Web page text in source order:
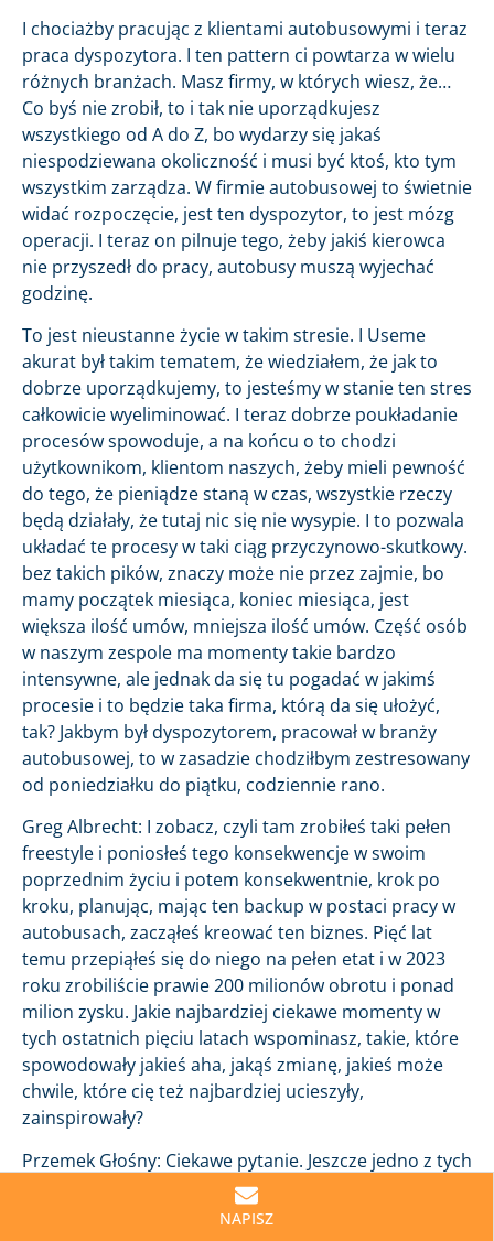
NAPISZ
I chociażby pracując z klientami autobusowymi i teraz
praca dyspozytora. I ten pattern ci powtarza w wielu
różnych branżach. Masz firmy, w których wiesz, że…
Co byś nie zrobił, to i tak nie uporządkujesz
wszystkiego od A do Z, bo wydarzy się jakaś
niespodziewana okoliczność i musi być ktoś, kto tym
wszystkim zarządza. W firmie autobusowej to świetnie
widać rozpoczęcie, jest ten dyspozytor, to jest mózg
operacji. I teraz on pilnuje tego, żeby jakiś kierowca
nie przyszedł do pracy, autobusy muszą wyjechać
godzinę.
To jest nieustanne życie w takim stresie. I Useme
akurat był takim tematem, że wiedziałem, że jak to
dobrze uporządkujemy, to jesteśmy w stanie ten stres
całkowicie wyeliminować. I teraz dobrze poukładanie
procesów spowoduje, a na końcu o to chodzi
użytkownikom, klientom naszych, żeby mieli pewność
do tego, że pieniądze staną w czas, wszystkie rzeczy
będą działały, że tutaj nic się nie wysypie. I to pozwala
układać te procesy w taki ciąg przyczynowo-skutkowy.
bez takich pików, znaczy może nie przez zajmie, bo
mamy początek miesiąca, koniec miesiąca, jest
większa ilość umów, mniejsza ilość umów. Część osób
w naszym zespole ma momenty takie bardzo
intensywne, ale jednak da się tu pogadać w jakimś
procesie i to będzie taka firma, którą da się ułożyć,
tak? Jakbym był dyspozytorem, pracował w branży
autobusowej, to w zasadzie chodziłbym zestresowany
od poniedziałku do piątku, codziennie rano.
Greg Albrecht: I zobacz, czyli tam zrobiłeś taki pełen
freestyle i poniosłeś tego konsekwencje w swoim
poprzednim życiu i potem konsekwentnie, krok po
kroku, planując, mając ten backup w postaci pracy w
autobusach, zacząłeś kreować ten biznes. Pięć lat
temu przepiąłeś się do niego na pełen etat i w 2023
roku zrobiliście prawie 200 milionów obrotu i ponad
milion zysku. Jakie najbardziej ciekawe momenty w
tych ostatnich pięciu latach wspominasz, takie, które
spowodowały jakieś aha, jakąś zmianę, jakieś może
chwile, które cię też najbardziej ucieszyły,
zainspirowały?
Przemek Głośny: Ciekawe pytanie. Jeszcze jedno z tych
liczb. Tutaj ten milion złotych zysku zrobiliśmy trochę
przez przypadek, bo zysk ciągle nie jest jeszcze